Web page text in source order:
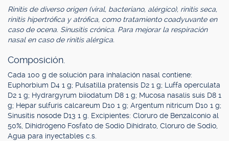
Rinitis de diverso origen (viral, bacteriano, alérgico), rinitis seca,
rinitis hipertrófica y atrófica, como tratamiento coadyuvante en
caso de ocena. Sinusitis crónica. Para mejorar la respiración
nasal en caso de rinitis alérgica.
Composición.
Cada 100 g de solución para inhalación nasal contiene:
Euphorbium D4 1 g; Pulsatilla pratensis D2 1 g; Luffa operculata
D2 1 g; Hydrargyrum biiodatum D8 1 g; Mucosa nasalis suis D8 1
g; Hepar sulfuris calcareum D10 1 g; Argentum nitricum D10 1 g;
Sinusitis nosode D13 1 g. Excipientes: Cloruro de Benzalconio al
50%, Dihidrógeno Fosfato de Sodio Dihidrato, Cloruro de Sodio,
Agua para inyectables c.s.